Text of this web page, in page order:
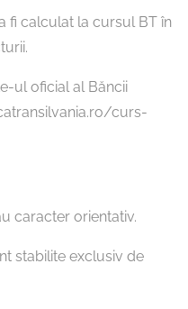
fi calculat la cursul BT în
ul oficial al Băncii
curs-
caracter orientativ.
stabilite exclusiv de